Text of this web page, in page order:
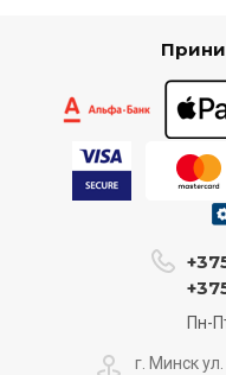
Пн-
г. Минск